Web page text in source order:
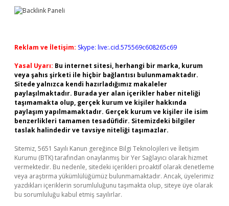
Reklam ve İletişim: Skype: live:.cid.575569c608265c69
Yasal Uyarı: Bu internet sitesi, herhangi bir marka, kurum
veya şahıs şirketi ile hiçbir bağlantısı bulunmamaktadır.
Sitede yalnızca kendi hazırladığımız makaleler
paylaşılmaktadır. Burada yer alan içerikler haber niteliği
taşımamakta olup, gerçek kurum ve kişiler hakkında
paylaşım yapılmamaktadır. Gerçek kurum ve kişiler ile isim
benzerlikleri tamamen tesadüfidir. Sitemizdeki bilgiler
taslak halindedir ve tavsiye niteliği taşımazlar.
Sitemiz, 5651 Sayılı Kanun gereğince Bilgi Teknolojileri ve İletişim
Kurumu (BTK) tarafından onaylanmış bir Yer Sağlayıcı olarak hizmet
vermektedir. Bu nedenle, sitedeki içerikleri proaktif olarak denetleme
veya araştırma yükümlülüğümüz bulunmamaktadır. Ancak, üyelerimiz
yazdıkları içeriklerin sorumluluğunu taşımakta olup, siteye üye olarak
bu sorumluluğu kabul etmiş sayılırlar.